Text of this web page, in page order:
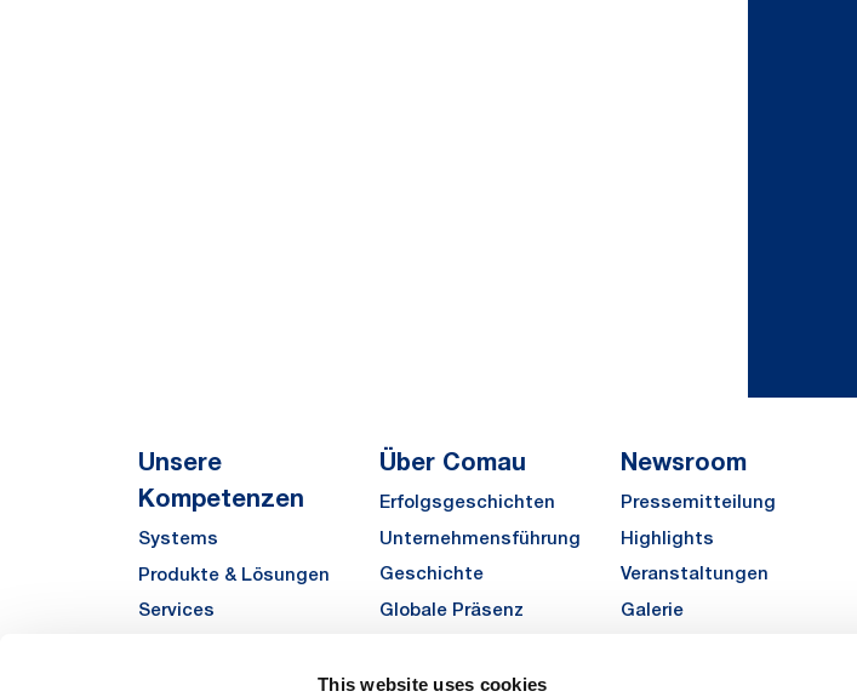
This website uses cookies
Unsere
Kompetenzen
Systems
Produkte & Lösungen
Services
Über Comau
Erfolgsgeschichten
Unternehmensführung
Geschichte
Globale Präsenz
Sustainability
Newsroom
Pressemitteilung
Highlights
Veranstaltungen
Galerie